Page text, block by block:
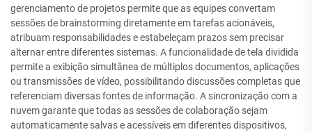
gerenciamento de projetos permite que as equipes convertam
sessões de brainstorming diretamente em tarefas acionáveis,
atribuam responsabilidades e estabeleçam prazos sem precisar
alternar entre diferentes sistemas. A funcionalidade de tela dividida
permite a exibição simultânea de múltiplos documentos, aplicações
ou transmissões de vídeo, possibilitando discussões completas que
referenciam diversas fontes de informação. A sincronização com a
nuvem garante que todas as sessões de colaboração sejam
automaticamente salvas e acessíveis em diferentes dispositivos,